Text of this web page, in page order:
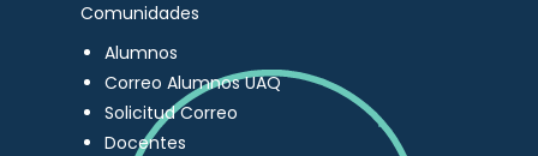
Comunidades
Alumnos
Correo Alumnos UAQ
Solicitud Correo
Docentes